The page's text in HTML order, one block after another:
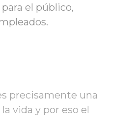
el público,
precisamente una
vida y por eso el